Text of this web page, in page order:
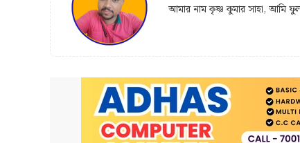
আমার নাম কৃষ্ণ কুমার সাহা, আমি